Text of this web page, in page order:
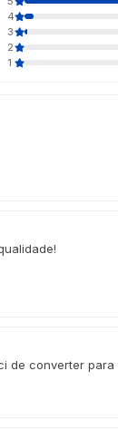
4
3
2
1
de converter para